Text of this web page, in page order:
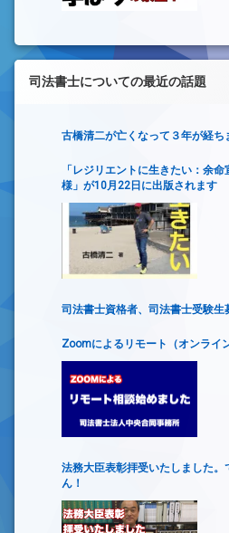
司法書士についての最近の話題
古橋清二が亡くなって３年が経ち
「レジリエントに生きたい：余
様」が10月22日に出版されます
司法書士資格者、司法書士受験生
Zoomによるリモート（オンライ
法務大臣表彰拝受いたしました
ん！